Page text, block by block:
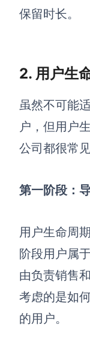
AI生成甘特图
AI生成Smart分
AI生成波特五
AI生成4P营销
AI生成竞品分析
AI生成安索夫
AI生成Grow模型
保留时长。
2. 用户生
虽然不可能
户，但用户
公司都很常见
第一阶段：
用户生命周
阶段用户属
由负责销售
考虑的是如
的用户。